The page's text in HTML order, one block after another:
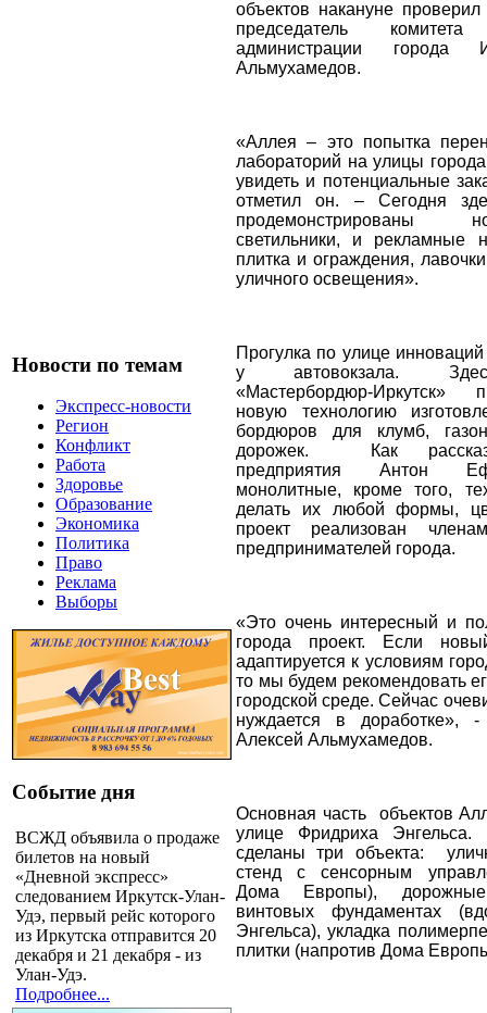
Новости по темам
Экспресс-новости
Регион
Конфликт
Работа
Здоровье
Образование
Экономика
Политика
Право
Реклама
Выборы
Событие дня
ВСЖД объявила о продаже
билетов на новый
«Дневной экспресс»
следованием Иркутск-Улан-
Удэ, первый рейс которого
из Иркутска отправится 20
декабря и 21 декабря - из
Улан-Удэ.
Подробнее...
объектов накануне
председатель
администрации города
Альмухамедов.
«Аллея – это попытка
лабораторий на улицы
увидеть и потенциальные
отметил он. – Сегодня
продемонстрированы
светильники, и рекламные
плитка и ограждения,
уличного освещения».
Прогулка по улице
у автовокзала.
«Мастербордюр-Иркутск»
новую технологию
бордюров для клумб,
дорожек.
Как
предприятия Антон
монолитные, кроме того,
делать их любой формы,
проект реализован
предпринимателей города.
«Это очень интересный и
города проект. Если
адаптируется к условиям
то мы будем рекомендовать
городской среде. Сейчас
нуждается в доработке», -
Алексей Альмухамедов.
Основная часть
объектов
улице Фридриха Энгельса.
сделаны три объекта:
стенд с сенсорным
Дома Европы),
винтовых фундаментах
Энгельса), укладка
плитки (напротив Дома